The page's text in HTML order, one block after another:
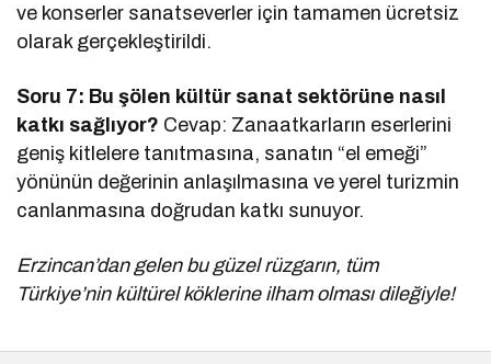
ve konserler sanatseverler için tamamen ücretsiz
olarak gerçekleştirildi.
Soru 7: Bu şölen kültür sanat sektörüne nasıl
katkı sağlıyor? Cevap: Zanaatkarların eserlerini
geniş kitlelere tanıtmasına, sanatın “el emeği”
yönünün değerinin anlaşılmasına ve yerel turizmin
canlanmasına doğrudan katkı sunuyor.
Erzincan’dan gelen bu güzel rüzgarın, tüm
Türkiye’nin kültürel köklerine ilham olması dileğiyle!